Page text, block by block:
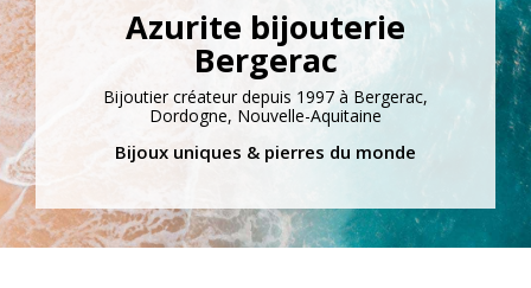
Azurite bijouterie
Bergerac
Bijoutier créateur depuis 1997 à Bergerac,
Dordogne, Nouvelle-Aquitaine
Bijoux uniques & pierres du monde